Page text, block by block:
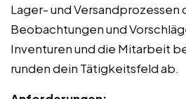
Lager- und Versandprozessen
Beobachtungen und
Inventuren und die Mitarbeit
runden dein Tätigkeitsfeld ab.